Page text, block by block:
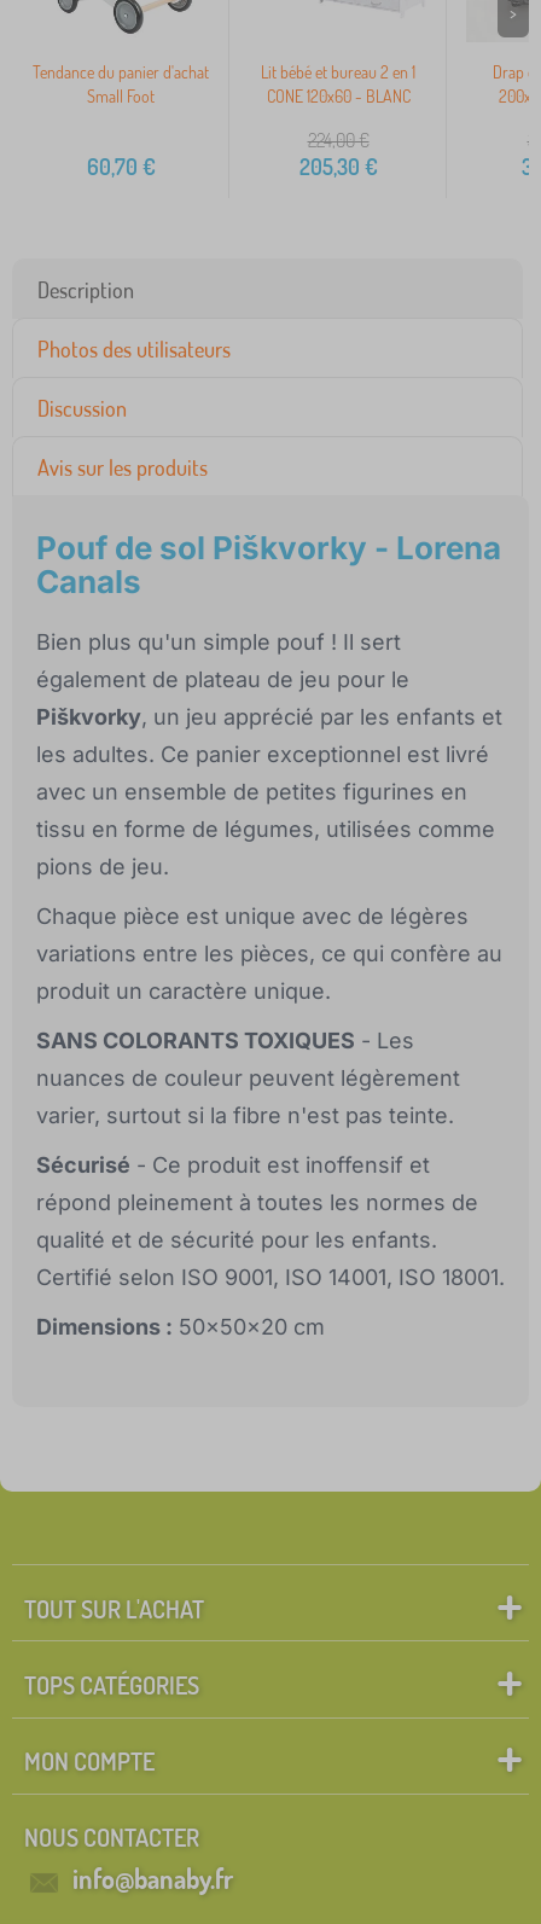
Tendance du panier d'achat
Small Foot
60,70 €
Lit bébé et bureau 2 en 1
CONE 120x60 - BLANC
224,00€
205,30 €
Drap
>
Description
Photos des utilisateurs
Discussion
Avis sur les produits
Pouf de sol Piškvorky - Lorena
Canals
Bien plus qu'un simple pouf ! Il sert
également de plateau de jeu pour le
Piškvorky, un jeu apprécié par les enfants et
les adultes. Ce panier exceptionnel est livré
avec un ensemble de petites figurines en
tissu en forme de légumes, utilisées comme
pions de jeu.
Chaque pièce est unique avec de légères
variations entre les pièces, ce qui confère au
produit un caractère unique.
SANS COLORANTS TOXIQUES - Les
nuances de couleur peuvent légèrement
varier, surtout si la fibre n'est pas teinte.
Sécurisé - Ce produit est inoffensif et
répond pleinement à toutes les normes de
qualité et de sécurité pour les enfants.
Certifié selon ISO 9001, ISO 14001, ISO 18001.
Dimensions : 50x50x20 cm
TOUT SUR L'ACHAT
TOPS CATÉGORIES
MON COMPTE
NOUS CONTACTER
info@banaby.fr